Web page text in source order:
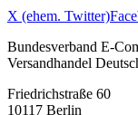
X (ehem. Twitter)
Bundesverband E-
Versandhandel
Friedrichstraße 60
10117 Berlin